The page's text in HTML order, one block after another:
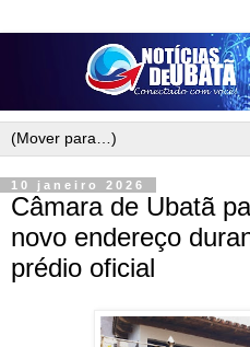
10 janeiro 2026
Câmara de Ubatã
novo endereço
prédio oficial